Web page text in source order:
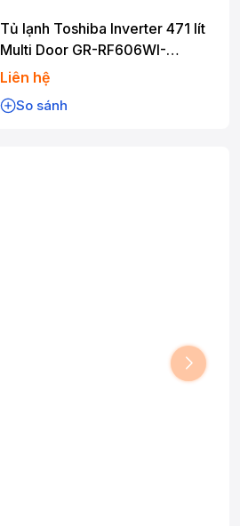
Tủ lạnh Toshiba Inverter 471 lít
Multi Door GR-RF606WI-
PMV(60)-AG
Liên hệ
So sánh